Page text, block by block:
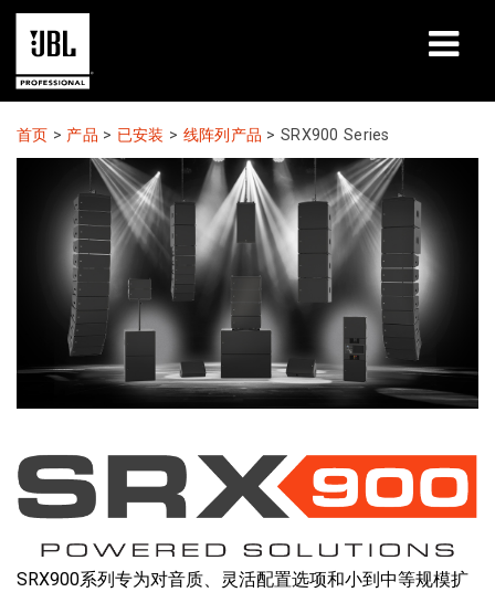
产品
学习课程
哪里购买和连接
语言/地区
首页 > 产品 > 已安装 > 线阵列产品 > SRX900 Series
SRX900系列专为对音质、灵活配置选项和小到中等规模扩